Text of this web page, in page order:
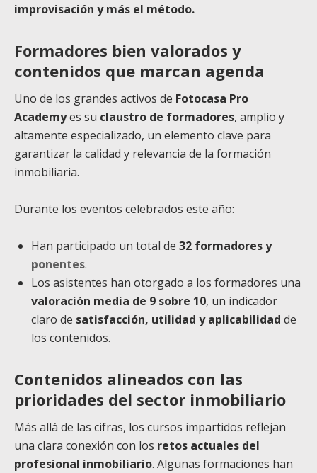
improvisación y más el método.
Formadores bien valorados y
contenidos que marcan agenda
Uno de los grandes activos de Fotocasa Pro
Academyes su claustro de formadores, amplio y
altamente especializado, un elemento clave para
garantizar la calidad y relevancia de la formación
inmobiliaria.
Durante los eventos celebrados este año:
Han participado un total de 32 formadores y
ponentes.
Los asistentes han otorgado a los formadores una
valoración media de 9 sobre 10, un indicador
claro de satisfacción, utilidad y aplicabilidad de
los contenidos.
Contenidos alineados con las
prioridades del sector inmobiliario
Más allá de las cifras, los cursos impartidos reflejan
una clara conexión con los retos actuales del
profesional inmobiliario. Algunas formaciones han